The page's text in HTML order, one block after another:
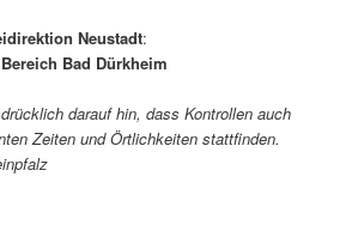
Neustadt:
Bad Dürkheim
darauf hin, dass Kontrollen auch
Zeiten und Örtlichkeiten stattfinden.